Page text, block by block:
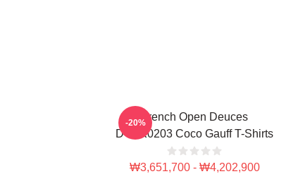
French Open Deuces
DTNK0203 Coco Gauff T-Shirts
₩3,651,700 - ₩4,202,900
-20%